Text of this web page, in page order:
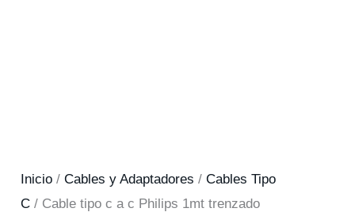
Inicio /Cables y Adaptadores /Cables Tipo
C / Cable tipo c a c Philips 1mt trenzado